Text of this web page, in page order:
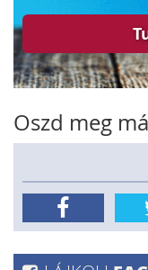
Oszd meg